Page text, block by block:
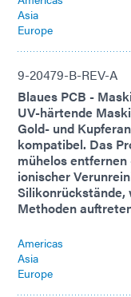
Asia
Europe
9-20479-B-REV-A
Blaues PCB -
UV-härtende
Gold- und
kompatibel. Das
mühelos entfernen
ionischer
Silikonrückstände,
Methoden
Americas
Asia
Europe